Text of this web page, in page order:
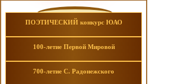
ПОЭТИЧЕСКИЙ конкурс ЮАО
100-летие Первой Мировой
700-летие С. Радонежского